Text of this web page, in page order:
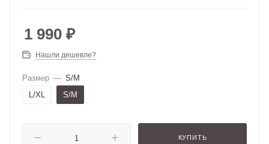
1 990 ₽
Нашли дешевле?
Размер — S/M
L/XL
S/M
КУПИТЬ